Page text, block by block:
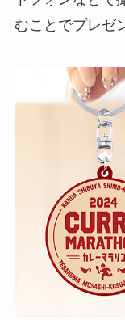
むことでプレゼ